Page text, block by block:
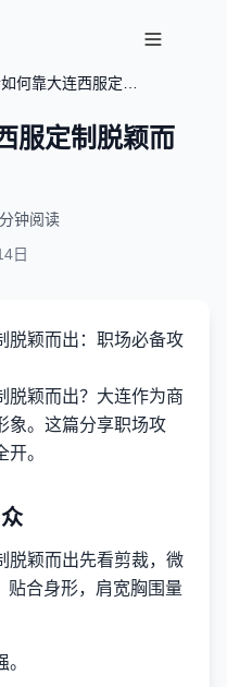
何靠大连西服定制
服定制脱颖而
钟阅读
日
脱颖而出：职场必备攻
脱颖而出？大连作为商
象。这篇分享职场攻
。
脱颖而出先看剪裁，微
贴合身形，肩宽胸围量